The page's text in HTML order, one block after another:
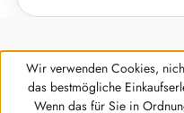
Wir verwenden Cookies,
das bestmögliche
Wenn das für Sie in